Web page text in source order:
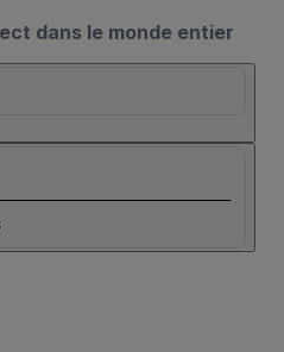
dans le monde entier